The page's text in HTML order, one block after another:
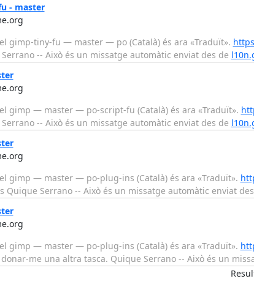
- master
gimp-tiny-fu — master — po (Català) és ara «Traduït».
-- Això és un missatge automàtic enviat des de
gimp — master — po-script-fu (Català) és ara «Traduït».
-- Això és un missatge automàtic enviat des de
gimp — master — po-plug-ins (Català) és ara «Traduït».
Quique Serrano -- Això és un missatge automàtic enviat
gimp — master — po-plug-ins (Català) és ara «Traduït».
me una altra tasca. Quique Serrano -- Això és un